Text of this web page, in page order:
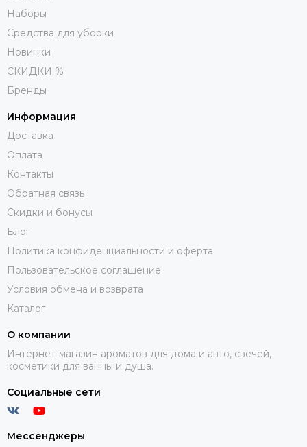
Наборы
Средства для уборки
Новинки
СКИДКИ %
Бренды
Информация
Доставка
Оплата
Контакты
Обратная связь
Скидки и бонусы
Блог
Политика конфиденциальности и оферта
Пользовательское соглашение
Условия обмена и возврата
Каталог
О компании
Интернет-магазин ароматов для дома и авто, свечей,
косметики для ванны и душа.
Социальные сети
Мессенджеры